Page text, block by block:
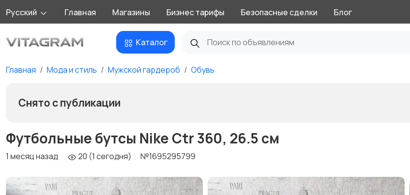
Русский Главная Магазины Бизнес тарифы Безопасные сделки Блог
Каталог
Главная Мода и стиль Мужской гардероб Обувь
Снято с публикации
Футбольные бутсы Nike Ctr 360, 26.5 см
1 месяц назад 20 (1 сегодня) №1695295799